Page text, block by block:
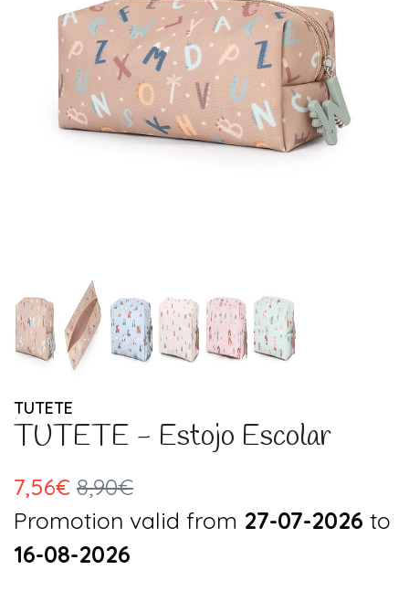
TUTETE
TUTETE - Estojo Escolar
7,56€ 8,90€
Promotion valid from 27-07-2026 to
16-08-2026